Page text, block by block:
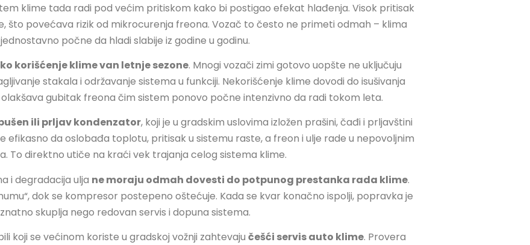
klime tada radi pod većim pritiskom kako bi postigao efekat hlađenja. Visok pritisak
što povećava rizik od mikrocurenja freona. Vozač to često ne primeti odmah – klima
jednostavno počne da hladi slabije iz godine u godinu.
korišćenje klime van letnje sezone. Mnogi vozači zimi gotovo uopšte ne uključuju
stakala i održavanje sistema u funkciji. Nekorišćenje klime dovodi do isušivanja
gubitak freona čim sistem ponovo počne intenzivno da radi tokom leta.
ili prljav kondenzator, koji je u gradskim uslovima izložen prašini, čađi i prljavštini
efikasno da oslobađa toplotu, pritisak u sistemu raste, a freon i ulje rade u nepovoljnim
To direktno utiče na kraći vek trajanja celog sistema klime.
i degradacija ulja ne moraju odmah dovesti do potpunog prestanka rada klime.
dok se kompresor postepeno oštećuje. Kada se kvar konačno ispolji, popravka je
znatno skuplja nego redovan servis i dopuna sistema.
koji se većinom koriste u gradskoj vožnji zahtevaju češći servis auto klime. Provera